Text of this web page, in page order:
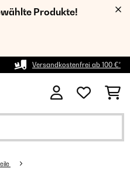
Produkte!
Versandkostenfrei ab 100 €*